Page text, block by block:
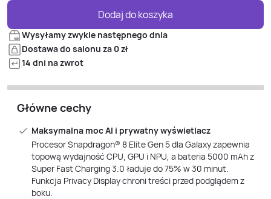
Dodaj do koszyka
Wysyłamy zwykle następnego dnia
Dostawa do salonu za 0 zł
14 dni na zwrot
Główne cechy
Maksymalna moc AI i prywatny wyświetlacz
Procesor Snapdragon® 8 Elite Gen 5 dla Galaxy zapewnia
topową wydajność CPU, GPU i NPU, a bateria 5000 mAh z
Super Fast Charging 3.0 ładuje do 75% w 30 minut.
Funkcja Privacy Display chroni treści przed podglądem z
boku.